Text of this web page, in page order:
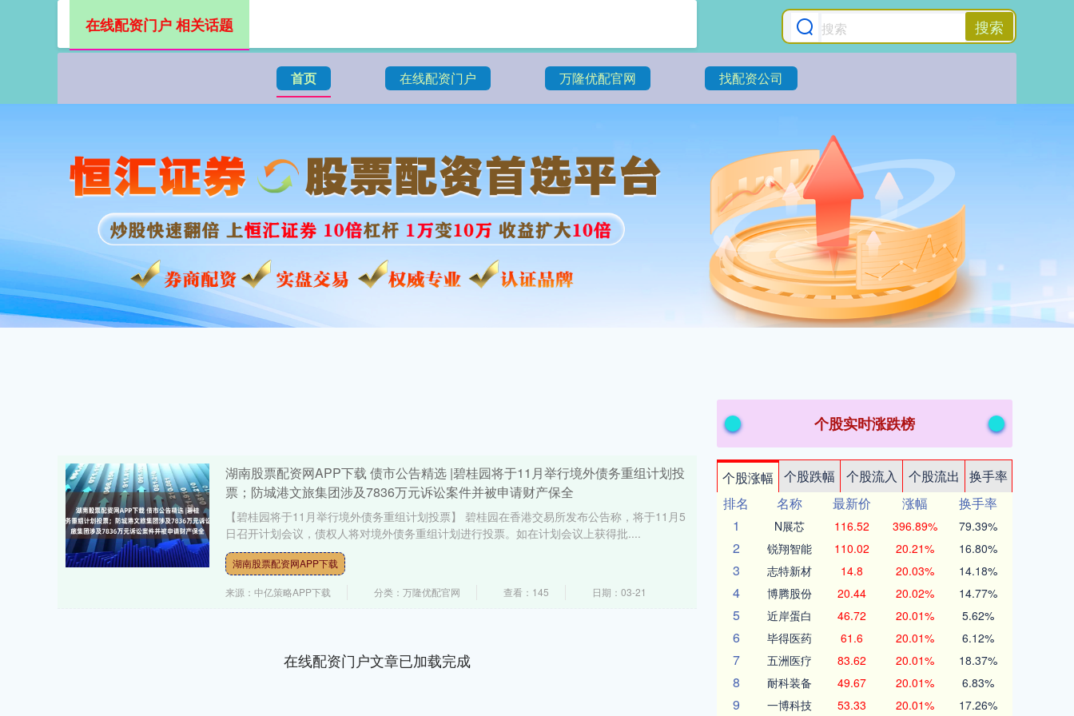
搜索
首页 在线配资门户 万隆优配官网 找配资公司
在线配资门户 相关话题
湖南股票配资网APP下载 债市公告精选 |碧桂园将于11月举行境外债务重组计划投
票；防城港文旅集团涉及7836万元诉讼案件并被申请财产保全
【碧桂园将于11月举行境外债务重组计划投票】 碧桂园在香港交易所发布公告称，将于11月5
日召开计划会议，债权人将对境外债务重组计划进行投票。如在计划会议上获得批....
湖南股票配资网APP下载
来源：中亿策略APP下载 分类：万隆优配官网 查看：145 日期：03-21
在线配资门户文章已加载完成
个股实时涨跌榜
个股涨幅 个股跌幅 个股流入 个股流出
换手率
排名
名称 最新价 涨幅
换手率
1
N展芯 116.52 396.89% 79.39%
2 锐翔智能 110.02 20.21% 16.80%
3 志特新材 14.8 20.03% 14.18%
4 博腾股份 20.44 20.02% 14.77%
5 近岸蛋白 46.72 20.01% 5.62%
6 毕得医药 61.6 20.01% 6.12%
7 五洲医疗 83.62 20.01% 18.37%
8 耐科装备 49.67 20.01% 6.83%
9 一博科技 53.33 20.01% 17.26%